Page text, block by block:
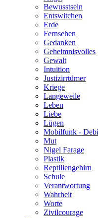
Bewusstsein
Entswitchen
Erde
Fernsehen
Gedanken
Geheimnisvolles
Gewalt
Intuition
Justizirrtümer
Kriege
Langeweile
Leben
Liebe
Lügen
Mobilfunk -
Mut
Nigel Farage
Plastik
Reptiliengehirn
Schule
Verantwortung
Wahrheit
Worte
Zivilcourage